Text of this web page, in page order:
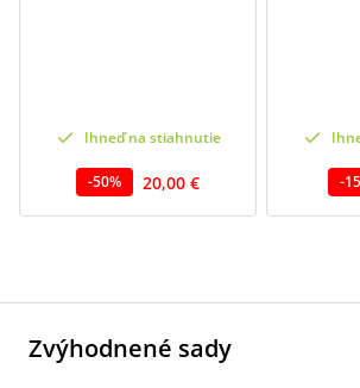
Ihneď na stiahnutie
-50% 20,00 € -15
Zvýhodnené sady